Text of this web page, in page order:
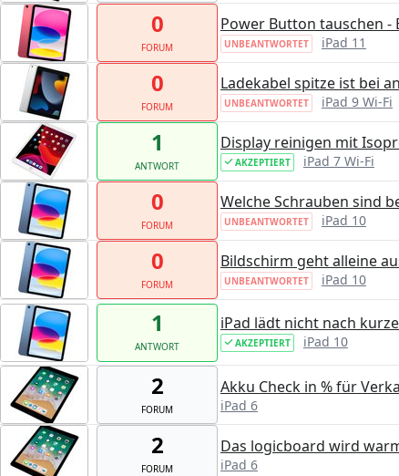
0
FORUM
Power Button tauschen -
UNBEANTWORTET iPad 11
0
FORUM
Ladekabel spitze ist bei
UNBEANTWORTET iPad 9 Wi-Fi
1
ANTWORT
Display reinigen mit
AKZEPTIERT iPad 7 Wi-Fi
0
FORUM
Welche Schrauben sind
UNBEANTWORTET iPad 10
0
FORUM
Bildschirm geht alleine
UNBEANTWORTET iPad 10
1
ANTWORT
iPad lädt nicht nach
AKZEPTIERT iPad 10
2
FORUM
Akku Check in % für
iPad 6
2
FORUM
Das logicboard wird
iPad 6